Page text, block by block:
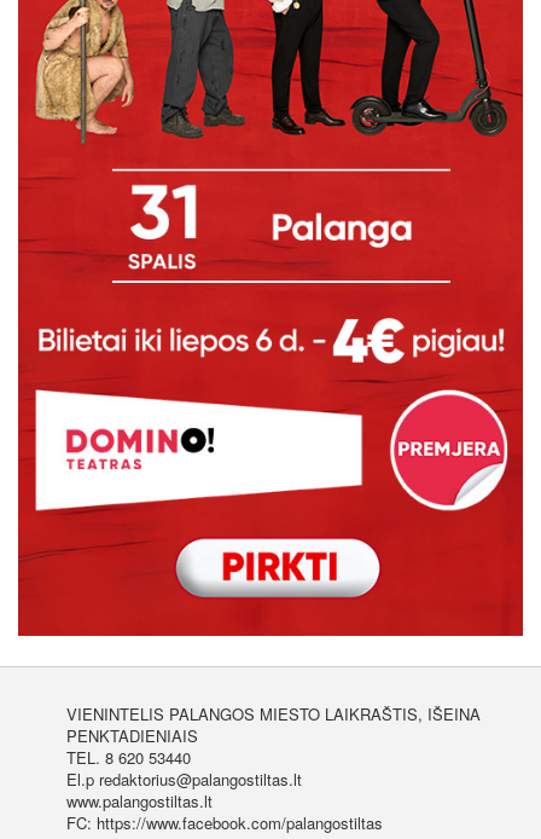
VIENINTELIS PALANGOS MIESTO LAIKRAŠTIS, IŠEINA
PENKTADIENIAIS
TEL. 8 620 53440
El.p redaktorius@palangostiltas.lt
www.palangostiltas.lt
FC: https://www.facebook.com/palangostiltas